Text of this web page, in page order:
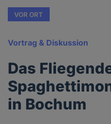
VOR ORT
Vortrag & Diskussion
Das
in Bochum